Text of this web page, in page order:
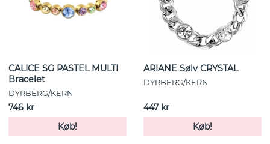
CALICE SG PASTEL MULTI
Bracelet
DYRBERG/KERN
746 kr
Køb!
ARIANE Sølv CRYSTAL
DYRBERG/KERN
447 kr
Køb!